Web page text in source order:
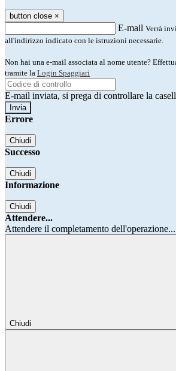
button close ×
E-mail Verrà
all'indirizzo indicato con le istruzioni necessarie.
Non hai una e-mail associata al nome utente?
tramite la Login Spaggiari
E-mail inviata, si prega di controllare la
Errore
Chiudi
Successo
Chiudi
Informazione
Chiudi
Attendere...
Attendere il completamento dell'operazione...
Chiudi